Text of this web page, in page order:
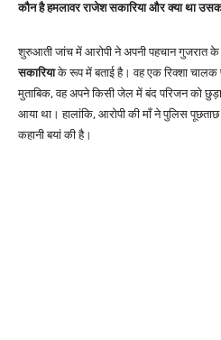
कौन है हमलावर राजेश सकारिया और क्या था
शुरुआती जांच में आरोपी ने अपनी पहचान गुजरात के
सकारियाके रूप में बताई है। वह एक रिक्शा चालक
मुताबिक, वह अपने किसी जेल में बंद परिजन को
आया था। हालांकि, आरोपी की माँ ने पुलिस
कहानी बयां की है।